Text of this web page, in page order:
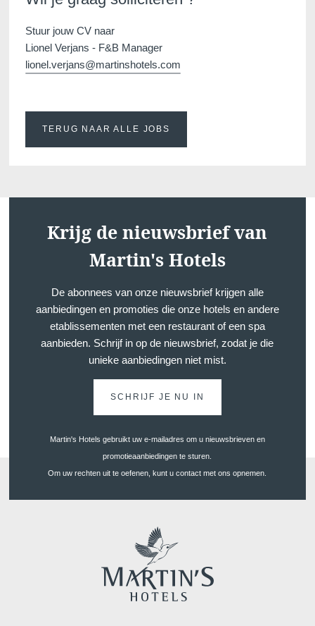
Stuur jouw CV naar
Lionel Verjans - F&B Manager
lionel.verjans@martinshotels.com
TERUG NAAR ALLE JOBS
Krijg de nieuwsbrief van
Martin's Hotels
De abonnees van onze nieuwsbrief krijgen alle
aanbiedingen en promoties die onze hotels en andere
etablissementen met een restaurant of een spa
aanbieden. Schrijf in op de nieuwsbrief, zodat je die
unieke aanbiedingen niet mist.
SCHRIJF JE NU IN
Martin's Hotels gebruikt uw e-mailadres om u nieuwsbrieven en
promotieaanbiedingen te sturen.
Om uw rechten uit te oefenen, kunt u contact met ons opnemen.
Bestemmingen
Aanbiedingen
SPA
Evenementen
Hockey World Cup
Galerij
Blog
Français English
Nederlands
Deutsch
Contacteer ons
GAAT UW BERICHT